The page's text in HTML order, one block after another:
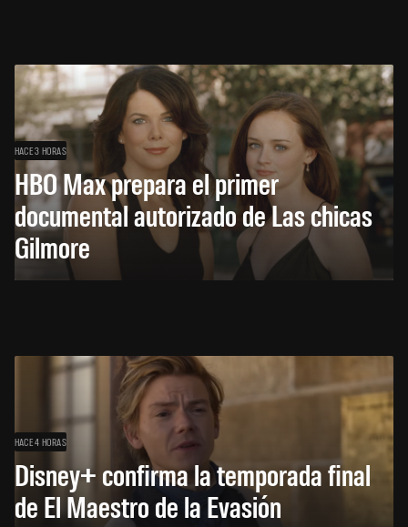
HACE 3 HORAS
HBO Max prepara el primer
documental autorizado de Las chicas
Gilmore
HACE 4 HORAS
Disney+ confirma la temporada final
de El Maestro de la Evasión